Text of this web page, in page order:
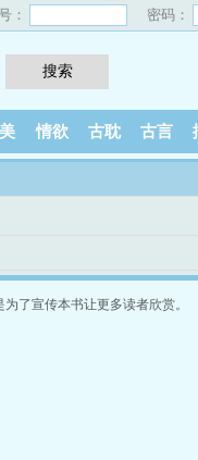
： 密码：
情欲 古耽 古言
了宣传本书让更多读者欣赏。